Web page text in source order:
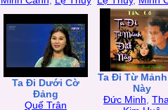
Ta Đi Dưới Cờ
Đảng
Quế Trân
Ta Đi Từ
Này
Đức Minh